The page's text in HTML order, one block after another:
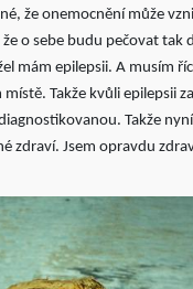
že onemocnění může
o sebe budu pečovat tak
mám epilepsii. A musím
Takže kvůli epilepsii
Takže
zdraví. Jsem opravdu